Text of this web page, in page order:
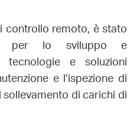
remoto, è stato
per lo sviluppo e
tecnologie e soluzioni
e l’ispezione di
di carichi di